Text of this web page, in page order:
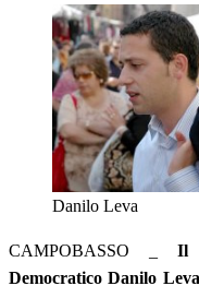
Danilo Leva
CAMPOBASSO _ Il
Democratico Danilo